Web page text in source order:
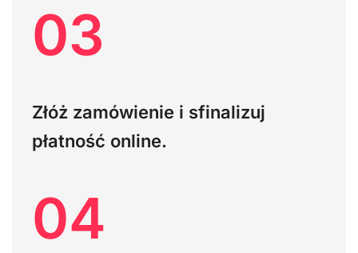
03
Złóż zamówienie i sfinalizuj
płatność online.
04